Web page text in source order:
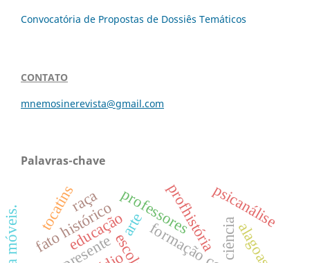
Convocatória de Propostas de Dossiês Temáticos
CONTATO
mnemosinerevista@gmail.com
Palavras-chave
educação profhistória
professores
fato históricoarte ciênciaalagoas
tocatins psicanálise
raça
presente